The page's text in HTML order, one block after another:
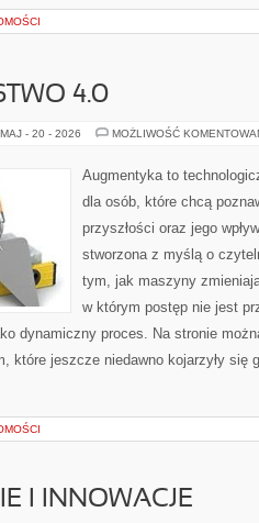
4.0
MAJ - 20 - 2026 MOŻLIWOŚĆ
Augmentyka to
dla osób, które chcą
przyszłości oraz jego
stworzona z myślą o
tym, jak maszyny
w którym postęp nie jest
dynamiczny proces. Na stronie
które jeszcze niedawno kojarzyły się
I INNOWACJE